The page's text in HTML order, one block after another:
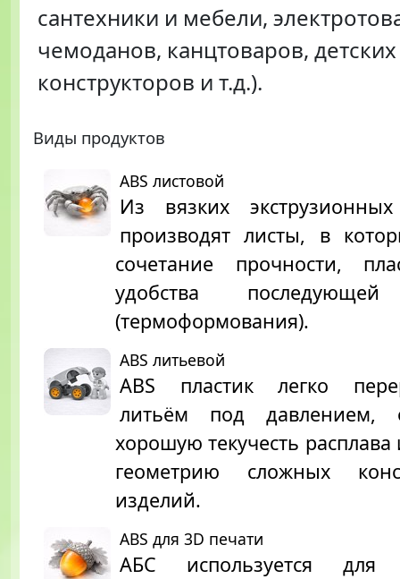
сантехники и мебели,
чемоданов, канцтоваров, детских
конструкторов и т.д.).
Виды продуктов
ABS листовой
Из вязких
производят листы, в
сочетание прочности,
удобства
(термоформования).
ABS литьевой
ABS пластик легко
литьём под давлением,
хорошую текучесть
геометрию сложных
изделий.
ABS для 3D печати
АБС используется